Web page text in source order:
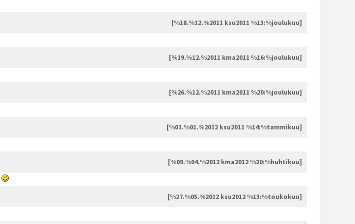
[%18.%12.%2011 ksu2011 %13:%joulukuu]
[%19.%12.%2011 kma2011 %16:%joulukuu]
[%26.%12.%2011 kma2011 %20:%joulukuu]
[%01.%01.%2012 ksu2011 %14:%tammikuu]
[%09.%04.%2012 kma2012 %20:%huhtikuu]
[%27.%05.%2012 ksu2012 %13:%toukokuu]